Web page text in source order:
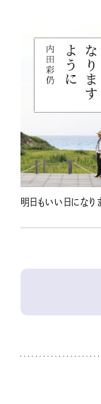
明日もいい日になり